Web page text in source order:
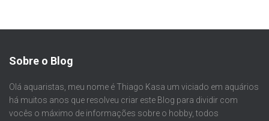
Sobre o Blog
Olá aquaristas, meu nome é Thiago Kasa um viciado em aquários
há muitos anos que resolveu criar este Blog para dividir com
vocês o máximo de informações sobre o hobby, todos